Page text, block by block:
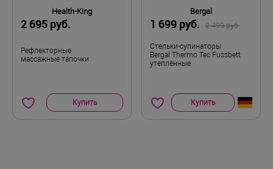
Health-King
2 695 руб.
Рефлекторные
массажные тапочки
Купить
Bergal
1 699 руб. 2 499 руб.
Стельки-супинаторы
Bergal Thermo Tec Fussbett
утеплённые
Купить